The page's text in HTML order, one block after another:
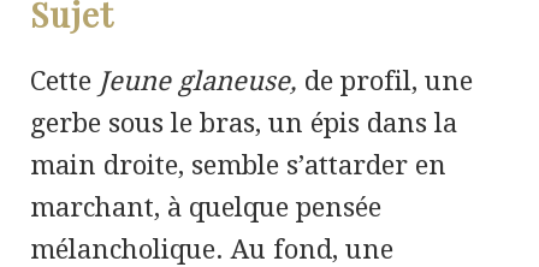
Sujet
Cette Jeune glaneuse, de profil, une
gerbe sous le bras, un épis dans la
main droite, semble s’attarder en
marchant, à quelque pensée
mélancholique. Au fond, une